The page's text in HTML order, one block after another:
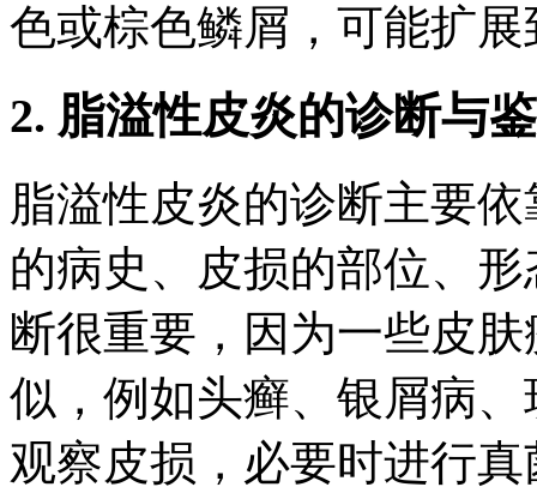
色或棕色鳞屑，可能扩
2. 脂溢性皮炎的诊断与
脂溢性皮炎的诊断主要
的病史、皮损的部位、
断很重要，因为一些皮
似，例如头癣、银屑病
观察皮损，必要时进行